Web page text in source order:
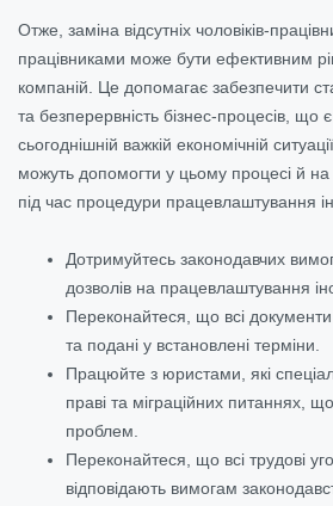
Отже, заміна відсутніх чоловіків-
працівниками може бути ефективним
компаній. Це допомагає забезпечити
та безперервність бізнес-процесів, що
сьогоднішній важкій економічній
можуть допомогти у цьому процесі й на
під час процедури працевлаштування
Дотримуйтесь законодавчих
дозволів на працевлаштування
Переконайтеся, що всі
та подані у встановлені терміни.
Працюйте з юристами, які
праві та міграційних питаннях,
проблем.
Переконайтеся, що всі трудові
відповідають вимогам